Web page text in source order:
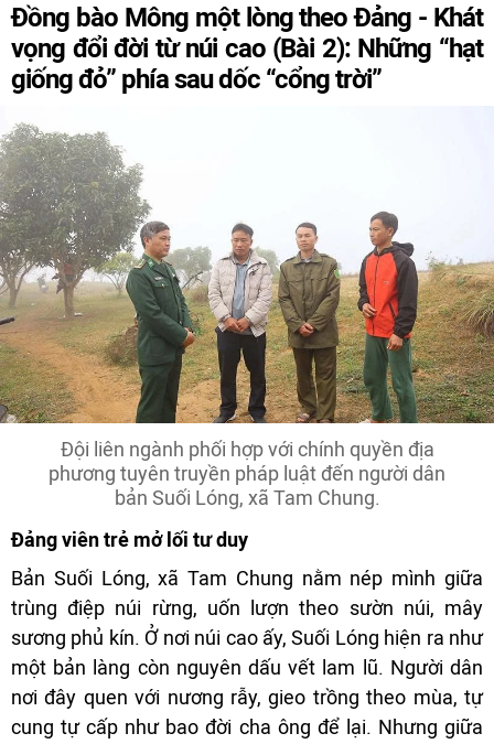
Đồng bào Mông một lòng theo Đảng - Khát
vọng đổi đời từ núi cao (Bài 2): Những “hạt
giống đỏ” phía sau dốc “cổng trời”
Đội liên ngành phối hợp với chính quyền địa
phương tuyên truyền pháp luật đến người dân
bản Suối Lóng, xã Tam Chung.
Đảng viên trẻ mở lối tư duy
Bản Suối Lóng, xã Tam Chung nằm nép mình giữa
trùng điệp núi rừng, uốn lượn theo sườn núi, mây
sương phủ kín. Ở nơi núi cao ấy, Suối Lóng hiện ra như
một bản làng còn nguyên dấu vết lam lũ. Người dân
nơi đây quen với nương rẫy, gieo trồng theo mùa, tự
cung tự cấp như bao đời cha ông để lại. Nhưng giữa